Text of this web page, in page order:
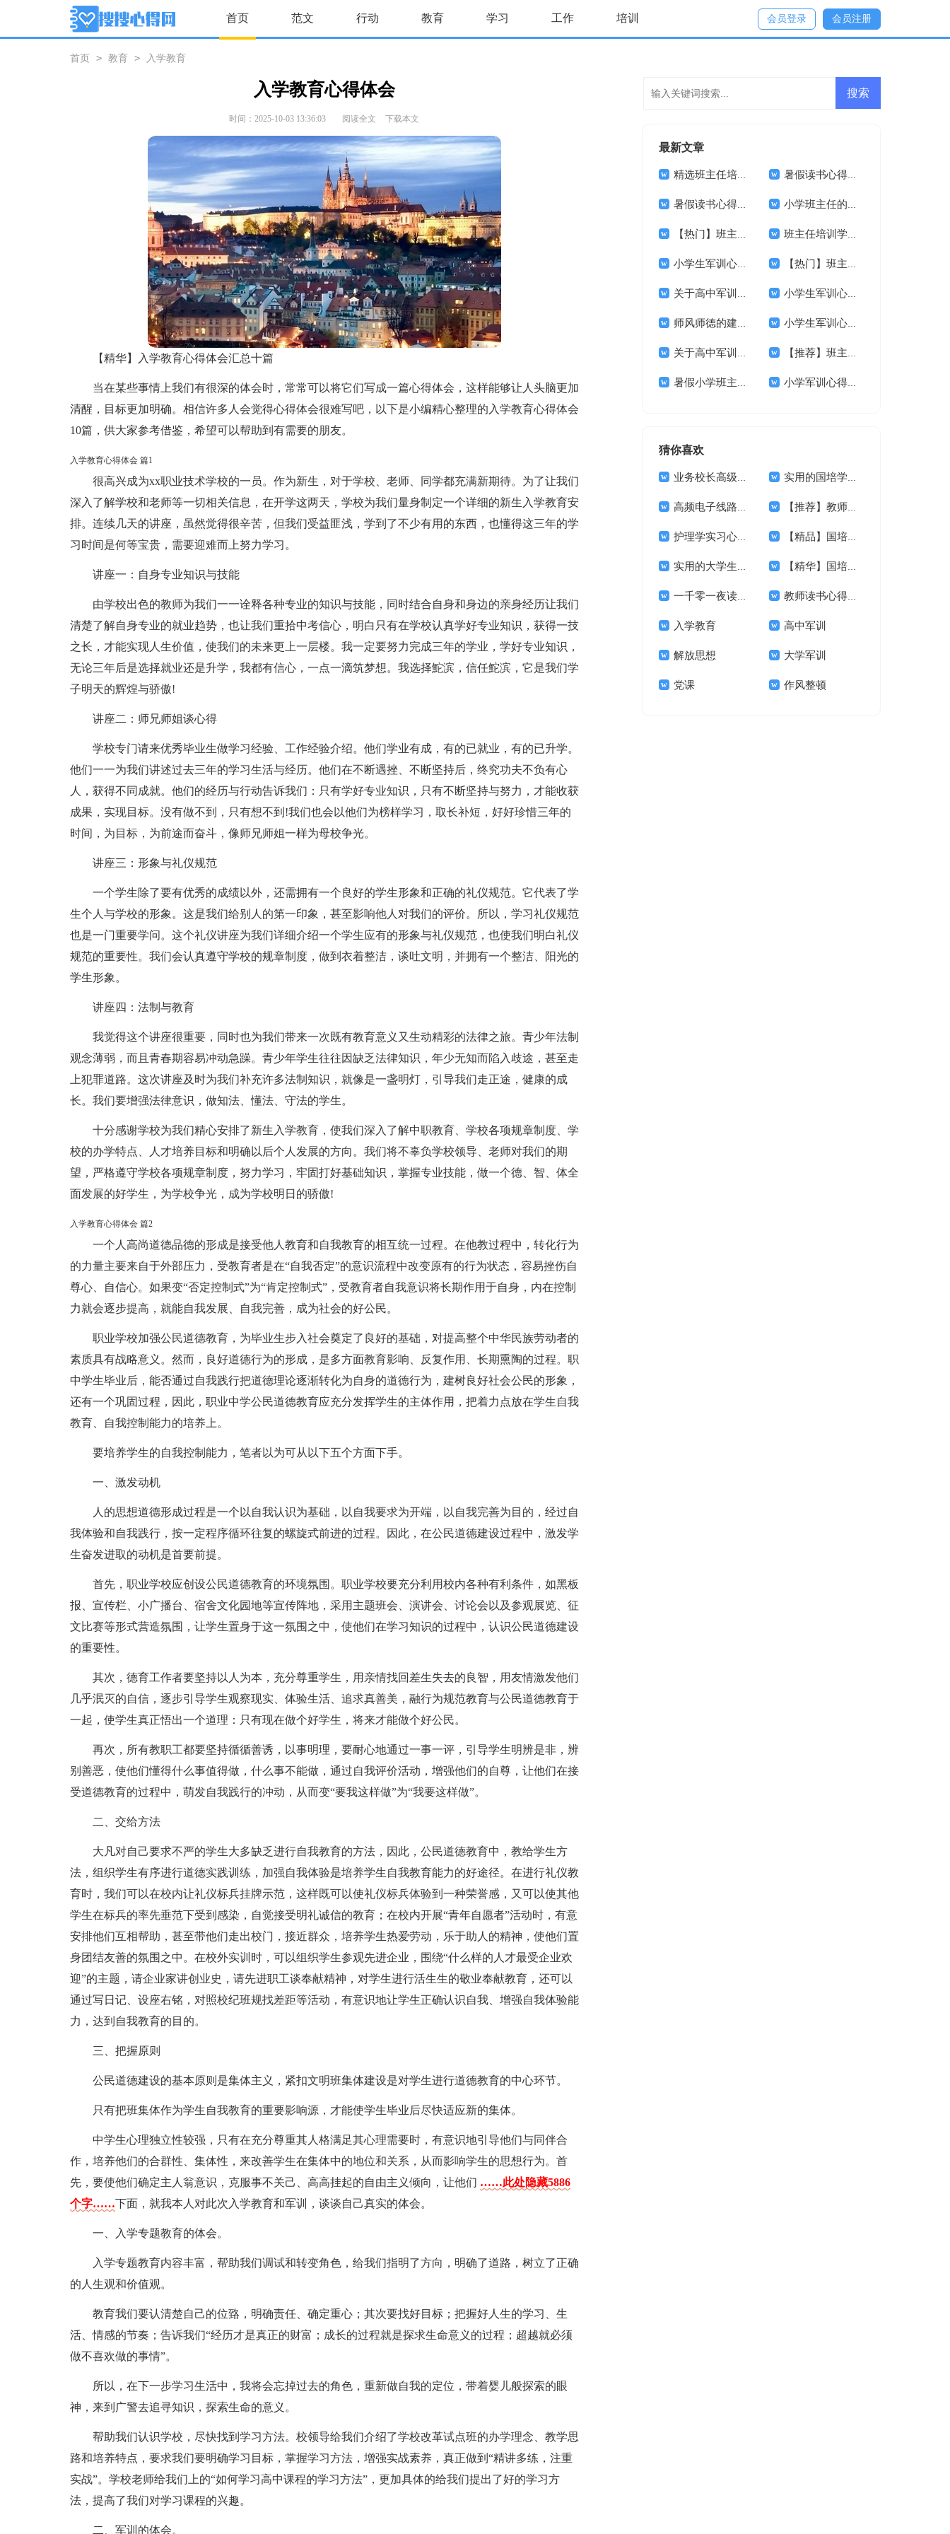
首页 范文 行动 教育 学习 工作 培训 会员登录 会员注册
首页 > 教育 > 入学教育
入学教育心得体会
时间：2025-10-03 13:36:03 阅读全文 下载本文
【精华】入学教育心得体会汇总十篇
当在某些事情上我们有很深的体会时，常常可以将它们写成一篇心得体会，这样能够让人头脑更加
清醒，目标更加明确。相信许多人会觉得心得体会很难写吧，以下是小编精心整理的入学教育心得体会
10篇，供大家参考借鉴，希望可以帮助到有需要的朋友。
入学教育心得体会 篇1
很高兴成为xx职业技术学校的一员。作为新生，对于学校、老师、同学都充满新期待。为了让我们
深入了解学校和老师等一切相关信息，在开学这两天，学校为我们量身制定一个详细的新生入学教育安
排。连续几天的讲座，虽然觉得很辛苦，但我们受益匪浅，学到了不少有用的东西，也懂得这三年的学
习时间是何等宝贵，需要迎难而上努力学习。
讲座一：自身专业知识与技能
由学校出色的教师为我们一一诠释各种专业的知识与技能，同时结合自身和身边的亲身经历让我们
清楚了解自身专业的就业趋势，也让我们重拾中考信心，明白只有在学校认真学好专业知识，获得一技
之长，才能实现人生价值，使我们的未来更上一层楼。我一定要努力完成三年的学业，学好专业知识，
无论三年后是选择就业还是升学，我都有信心，一点一滴筑梦想。我选择鮀滨，信任鮀滨，它是我们学
子明天的辉煌与骄傲!
讲座二：师兄师姐谈心得
学校专门请来优秀毕业生做学习经验、工作经验介绍。他们学业有成，有的已就业，有的已升学。
他们一一为我们讲述过去三年的学习生活与经历。他们在不断遇挫、不断坚持后，终究功夫不负有心
人，获得不同成就。他们的经历与行动告诉我们：只有学好专业知识，只有不断坚持与努力，才能收获
成果，实现目标。没有做不到，只有想不到!我们也会以他们为榜样学习，取长补短，好好珍惜三年的
时间，为目标，为前途而奋斗，像师兄师姐一样为母校争光。
讲座三：形象与礼仪规范
一个学生除了要有优秀的成绩以外，还需拥有一个良好的学生形象和正确的礼仪规范。它代表了学
生个人与学校的形象。这是我们给别人的第一印象，甚至影响他人对我们的评价。所以，学习礼仪规范
也是一门重要学问。这个礼仪讲座为我们详细介绍一个学生应有的形象与礼仪规范，也使我们明白礼仪
规范的重要性。我们会认真遵守学校的规章制度，做到衣着整洁，谈吐文明，并拥有一个整洁、阳光的
学生形象。
讲座四：法制与教育
我觉得这个讲座很重要，同时也为我们带来一次既有教育意义又生动精彩的法律之旅。青少年法制
观念薄弱，而且青春期容易冲动急躁。青少年学生往往因缺乏法律知识，年少无知而陷入歧途，甚至走
上犯罪道路。这次讲座及时为我们补充许多法制知识，就像是一盏明灯，引导我们走正途，健康的成
长。我们要增强法律意识，做知法、懂法、守法的学生。
十分感谢学校为我们精心安排了新生入学教育，使我们深入了解中职教育、学校各项规章制度、学
校的办学特点、人才培养目标和明确以后个人发展的方向。我们将不辜负学校领导、老师对我们的期
望，严格遵守学校各项规章制度，努力学习，牢固打好基础知识，掌握专业技能，做一个德、智、体全
面发展的好学生，为学校争光，成为学校明日的骄傲!
入学教育心得体会 篇2
一个人高尚道德品德的形成是接受他人教育和自我教育的相互统一过程。在他教过程中，转化行为
的力量主要来自于外部压力，受教育者是在“自我否定”的意识流程中改变原有的行为状态，容易挫伤自
尊心、自信心。如果变“否定控制式”为“肯定控制式”，受教育者自我意识将长期作用于自身，内在控制
力就会逐步提高，就能自我发展、自我完善，成为社会的好公民。
职业学校加强公民道德教育，为毕业生步入社会奠定了良好的基础，对提高整个中华民族劳动者的
素质具有战略意义。然而，良好道德行为的形成，是多方面教育影响、反复作用、长期熏陶的过程。职
中学生毕业后，能否通过自我践行把道德理论逐渐转化为自身的道德行为，建树良好社会公民的形象，
还有一个巩固过程，因此，职业中学公民道德教育应充分发挥学生的主体作用，把着力点放在学生自我
教育、自我控制能力的培养上。
要培养学生的自我控制能力，笔者以为可从以下五个方面下手。
一、激发动机
人的思想道德形成过程是一个以自我认识为基础，以自我要求为开端，以自我完善为目的，经过自
我体验和自我践行，按一定程序循环往复的螺旋式前进的过程。因此，在公民道德建设过程中，激发学
生奋发进取的动机是首要前提。
首先，职业学校应创设公民道德教育的环境氛围。职业学校要充分利用校内各种有利条件，如黑板
报、宣传栏、小广播台、宿舍文化园地等宣传阵地，采用主题班会、演讲会、讨论会以及参观展览、征
文比赛等形式营造氛围，让学生置身于这一氛围之中，使他们在学习知识的过程中，认识公民道德建设
的重要性。
其次，德育工作者要坚持以人为本，充分尊重学生，用亲情找回差生失去的良智，用友情激发他们
几乎泯灭的自信，逐步引导学生观察现实、体验生活、追求真善美，融行为规范教育与公民道德教育于
一起，使学生真正悟出一个道理：只有现在做个好学生，将来才能做个好公民。
再次，所有教职工都要坚持循循善诱，以事明理，要耐心地通过一事一评，引导学生明辨是非，辨
别善恶，使他们懂得什么事值得做，什么事不能做，通过自我评价活动，增强他们的自尊，让他们在接
受道德教育的过程中，萌发自我践行的冲动，从而变“要我这样做”为“我要这样做”。
二、交给方法
大凡对自己要求不严的学生大多缺乏进行自我教育的方法，因此，公民道德教育中，教给学生方
法，组织学生有序进行道德实践训练，加强自我体验是培养学生自我教育能力的好途径。在进行礼仪教
育时，我们可以在校内让礼仪标兵挂牌示范，这样既可以使礼仪标兵体验到一种荣誉感，又可以使其他
学生在标兵的率先垂范下受到感染，自觉接受明礼诚信的教育；在校内开展“青年自愿者”活动时，有意
安排他们互相帮助，甚至带他们走出校门，接近群众，培养学生热爱劳动，乐于助人的精神，使他们置
身团结友善的氛围之中。在校外实训时，可以组织学生参观先进企业，围绕“什么样的人才最受企业欢
迎”的主题，请企业家讲创业史，请先进职工谈奉献精神，对学生进行活生生的敬业奉献教育，还可以
通过写日记、设座右铭，对照校纪班规找差距等活动，有意识地让学生正确认识自我、增强自我体验能
力，达到自我教育的目的。
三、把握原则
公民道德建设的基本原则是集体主义，紧扣文明班集体建设是对学生进行道德教育的中心环节。
只有把班集体作为学生自我教育的重要影响源，才能使学生毕业后尽快适应新的集体。
中学生心理独立性较强，只有在充分尊重其人格满足其心理需要时，有意识地引导他们与同伴合
作，培养他们的合群性、集体性，来改善学生在集体中的地位和关系，从而影响学生的思想行为。首
先，要使他们确定主人翁意识，克服事不关己、高高挂起的自由主义倾向，让他们 ……此处隐藏5886
个字……下面，就我本人对此次入学教育和军训，谈谈自己真实的体会。
一、入学专题教育的体会。
入学专题教育内容丰富，帮助我们调试和转变角色，给我们指明了方向，明确了道路，树立了正确
的人生观和价值观。
教育我们要认清楚自己的位臵，明确责任、确定重心；其次要找好目标；把握好人生的学习、生
活、情感的节奏；告诉我们“经历才是真正的财富；成长的过程就是探求生命意义的过程；超越就必须
做不喜欢做的事情”。
所以，在下一步学习生活中，我将会忘掉过去的角色，重新做自我的定位，带着婴儿般探索的眼
神，来到广警去追寻知识，探索生命的意义。
帮助我们认识学校，尽快找到学习方法。校领导给我们介绍了学校改革试点班的办学理念、教学思
路和培养特点，要求我们要明确学习目标，掌握学习方法，增强实战素养，真正做到“精讲多练，注重
实战”。学校老师给我们上的“如何学习高中课程的学习方法”，更加具体的给我们提出了好的学习方
法，提高了我们对学习课程的兴趣。
二、军训的体会。
最新文章
精选班主任培训心得体会范文合集八篇 暑假读书心得体会合集15篇
暑假读书心得体会集锦15篇 小学班主任的培训心得体会
【热门】班主任培训心得体会模板汇总六篇 班主任培训学习心得体会(15篇)
小学生军训心得体会(精选15篇) 【热门】班主任培训心得体会四篇
关于高中军训的体会(13篇) 小学生军训心得体会【荐】
师风师德的建设心得体会 小学生军训心得体会【热门】
关于高中军训的体会14篇 【推荐】班主任培训心得体会汇总五篇
暑假小学班主任培训心得体会4篇 小学军训心得体会24篇
猜你喜欢
业务校长高级研修班北师大学习体会范文 实用的国培学习心得体会集合五篇
高频电子线路课程设计心得体会 【推荐】教师学习心得体会模板合集九篇
护理学实习心得体会范文 【精品】国培学习心得体会合集六篇
实用的大学生社会实践心得体会汇编7篇 【精华】国培学习心得体会集合6篇
一千零一夜读书心得体会范文（精选3篇） 教师读书心得体会
入学教育 高中军训
解放思想 大学军训
党课 作风整顿